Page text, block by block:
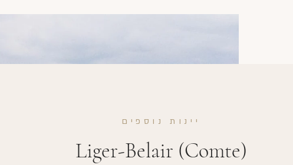
יינות נוספים
Liger-Belair (Comte)